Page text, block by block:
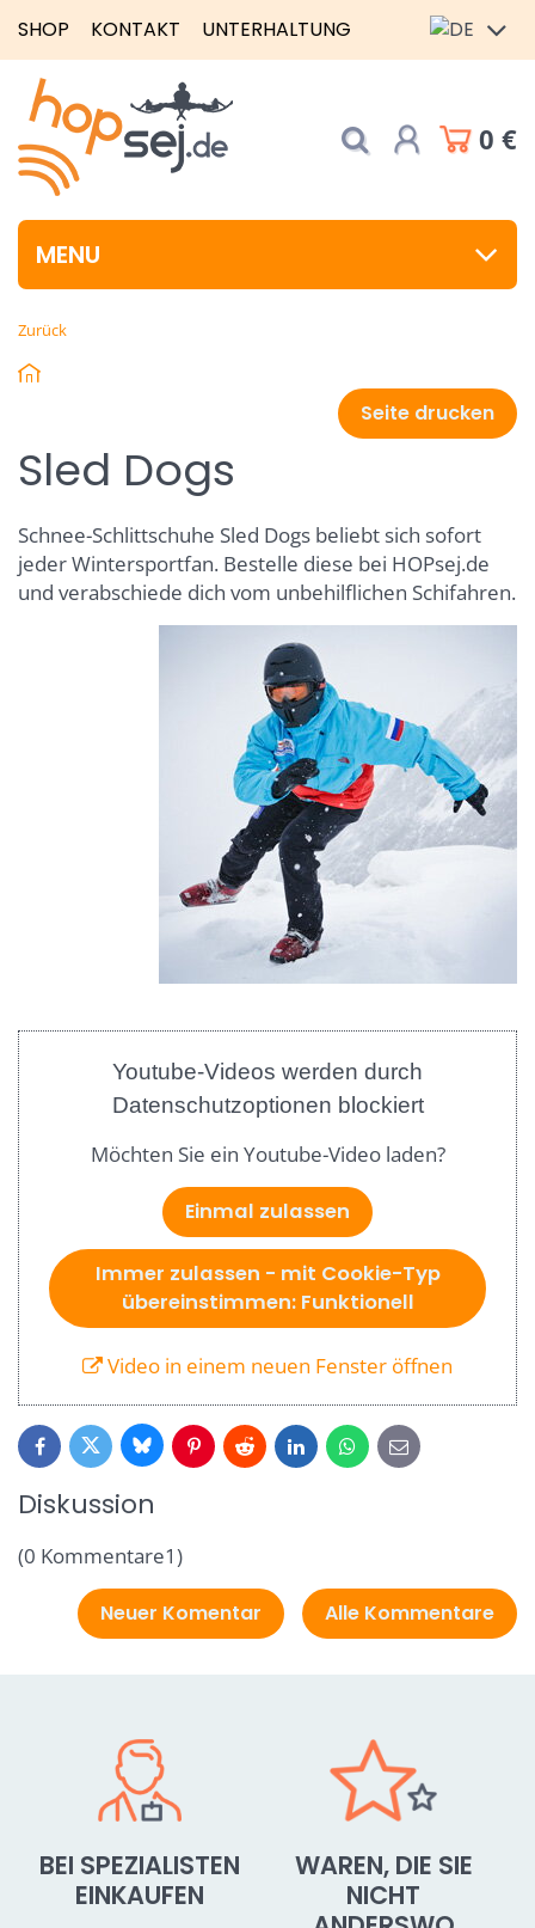
SHOP KONTAKT UNTERHALTUNG
0 €
MENU
Zurück
Seite drucken
Sled Dogs
Schnee-Schlittschuhe Sled Dogs beliebt sich sofort
jeder Wintersportfan. Bestelle diese bei HOPsej.de
und verabschiede dich vom unbehilflichen Schifahren.
Youtube-Videos werden durch
Datenschutzoptionen blockiert
Möchten Sie ein Youtube-Video laden?
Einmal zulassen
Immer zulassen - mit Cookie-Typ
übereinstimmen: Funktionell
Video in einem neuen Fenster öffnen
FacebookTwitterBlueskyPinterestReddit LinkedInWhatsApp
E-
mail
Diskussion
(0 Kommentare1)
Alle Kommentare
Neuer Komentar
BEI SPEZIALISTEN
EINKAUFEN
WAREN, DIE SIE
NICHT